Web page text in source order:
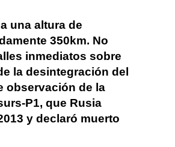
una altura de
350km. No
inmediatos sobre
la desintegración del
observación de la
P1, que Rusia
y declaró muerto